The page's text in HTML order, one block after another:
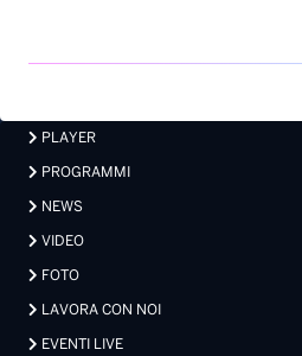
PLAYER
PROGRAMMI
NEWS
VIDEO
FOTO
LAVORA CON NOI
EVENTI LIVE